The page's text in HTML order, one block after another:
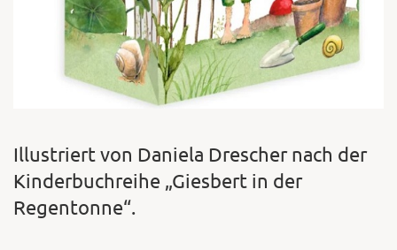
Illustriert von Daniela Drescher nach der
Kinderbuchreihe „Giesbert in der
Regentonne“.